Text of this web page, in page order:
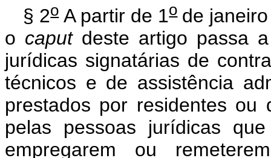
§ 2oA partir de 1o de
o caputdeste artigo passa a
jurídicas signatárias de
técnicos e de assistência
prestados por residentes ou
pelas pessoas jurídicas
empregarem ou